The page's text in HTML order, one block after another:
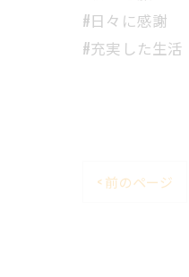
#日々に感謝
#充実した生活
< 前のページ